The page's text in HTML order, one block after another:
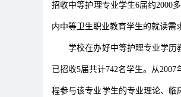
招收中等护理专业学生6届约2000
内中等卫生职业教育学生的就读需
学校在办好中等护理专业学历
已招收5届共计742名学生。从
程参与该专业学生的专业理论、临